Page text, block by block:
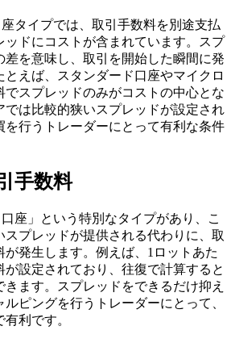
タイプでは、取引手数料を別途支払
ッドにコストが含まれています。スプ
差を意味し、取引を開始した瞬間に発
えば、スタンダード口座やマイクロ
でスプレッドのみがコストの中心とな
では比較的狭いスプレッドが設定され
を行うトレーダーにとって有利な条件
手数料
座」という特別なタイプがあり、こ
プレッドが提供される代わりに、取
が発生します。例えば、1ロットあた
が設定されており、往復で計算すると
ます。スプレッドをできるだけ抑え
ピングを行うトレーダーにとって、
利です。